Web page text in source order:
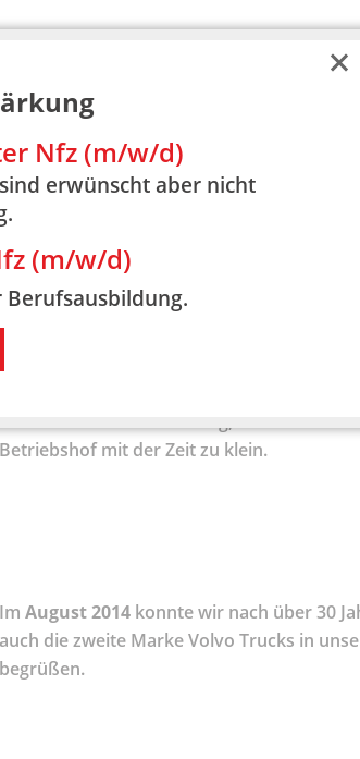
Ende 1978rollten die ersten Renault
Damals noch mit den Schriftzügen „Berliet“
Aus O+G Kfz-Reparaturservice GmbH
Zahl der Mitarbeiter anstieg, wurden die
Betriebshof mit der Zeit zu klein.
Im August 2014 konnte wir nach über 30
auch die zweite Marke Volvo Trucks in
begrüßen.
Nfz (m/w/d)
erwünscht aber nicht
(m/w/d)